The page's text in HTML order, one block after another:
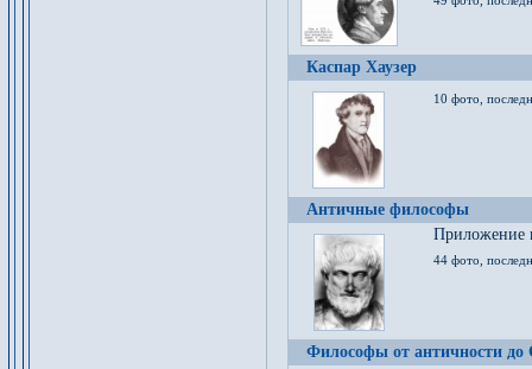
Каспар Хаузер
10 фото,
Античные философы
Приложение
44 фото,
Философы от античности до